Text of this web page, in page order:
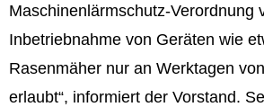
Maschinenlärmschutz-Verordnung
Inbetriebnahme von Geräten wie
Rasenmäher nur an Werktagen
erlaubt“, informiert der Vorstand.